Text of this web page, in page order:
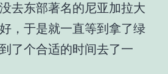
去东部著名的尼亚加拉大
，于是就一直等到拿了绿
了个合适的时间去了一